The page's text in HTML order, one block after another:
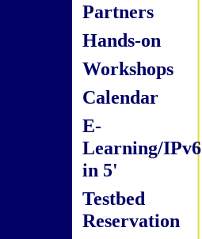
Partners
Hands-on
Workshops
Calendar
E-
Learning/IPv6
in 5'
Testbed
Reservation